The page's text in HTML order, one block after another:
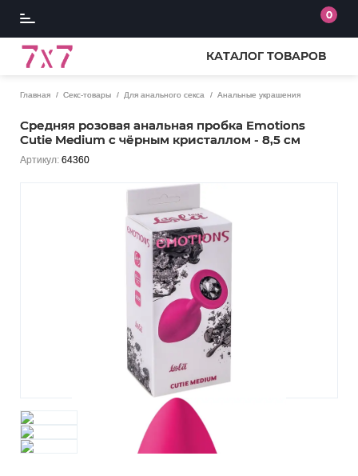
0
КАТАЛОГ ТОВАРОВ
Главная Секс-товары Для анального секса Анальные украшения
Средняя розовая анальная пробка Emotions
Cutie Medium с чёрным кристаллом - 8,5 см
Артикул: 64360